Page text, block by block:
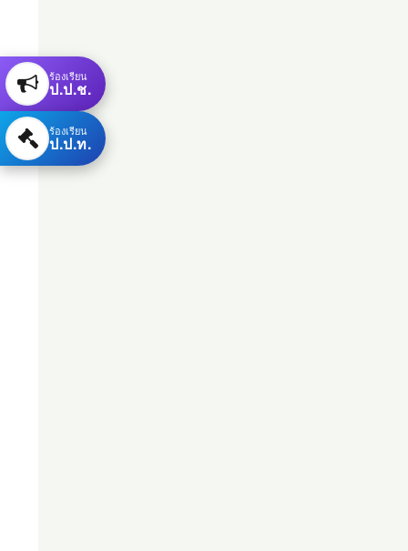
ร้องเรียน
ป.ป.ช.
ร้องเรียน
ป.ป.ท.